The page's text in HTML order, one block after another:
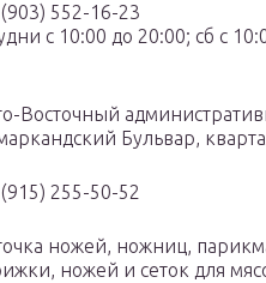
(903) 552-16-23
с 10:00 до 20:00; сб с
Восточный
Бульвар,
(915) 255-50-52
ножей, ножниц,
ножей и сеток для